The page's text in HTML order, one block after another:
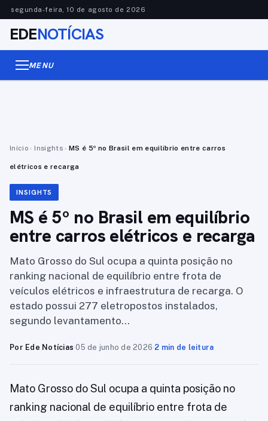
segunda-feira, 10 de agosto de 2026
EDENOTÍCIAS
MENU
Início › Insights › MS é 5º no Brasil em equilíbrio entre carros
elétricos e recarga
INSIGHTS
MS é 5º no Brasil em equilíbrio
entre carros elétricos e recarga
Mato Grosso do Sul ocupa a quinta posição no
ranking nacional de equilíbrio entre frota de
veículos elétricos e infraestrutura de recarga. O
estado possui 277 eletropostos instalados,
segundo levantamento…
Por Ede Notícias·05 de junho de 2026·2 min de leitura
Mato Grosso do Sul ocupa a quinta posição no
ranking nacional de equilíbrio entre frota de